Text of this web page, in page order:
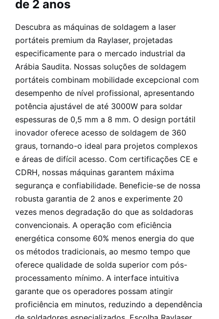
de 2 anos
Descubra as máquinas de soldagem a laser
portáteis premium da Raylaser, projetadas
especificamente para o mercado industrial da
Arábia Saudita. Nossas soluções de soldagem
portáteis combinam mobilidade excepcional com
desempenho de nível profissional, apresentando
potência ajustável de até 3000W para soldar
espessuras de 0,5 mm a 8 mm. O design portátil
inovador oferece acesso de soldagem de 360
graus, tornando-o ideal para projetos complexos
e áreas de difícil acesso. Com certificações CE e
CDRH, nossas máquinas garantem máxima
segurança e confiabilidade. Beneficie-se de nossa
robusta garantia de 2 anos e experimente 20
vezes menos degradação do que as soldadoras
convencionais. A operação com eficiência
energética consome 60% menos energia do que
os métodos tradicionais, ao mesmo tempo que
oferece qualidade de solda superior com pós-
processamento mínimo. A interface intuitiva
garante que os operadores possam atingir
proficiência em minutos, reduzindo a dependência